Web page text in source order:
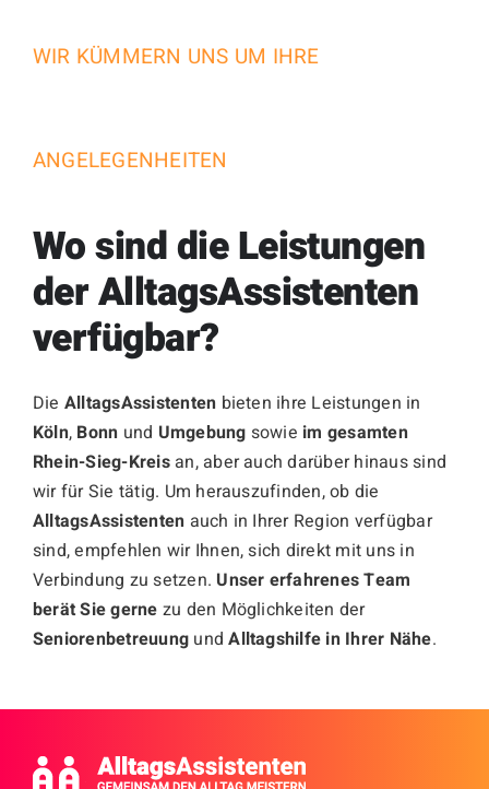
WIR KÜMMERN UNS UM IHRE
ANGELEGENHEITEN
Wo sind die Leistungen
der AlltagsAssistenten
verfügbar?
Die AlltagsAssistenten bieten ihre Leistungen in
Köln, Bonn und Umgebung sowie im gesamten
Rhein-Sieg-Kreis an, aber auch darüber hinaus sind
wir für Sie tätig. Um herauszufinden, ob die
AlltagsAssistenten auch in Ihrer Region verfügbar
sind, empfehlen wir Ihnen, sich direkt mit uns in
Verbindung zu setzen. Unser erfahrenes Team
berät Sie gerne zu den Möglichkeiten der
Seniorenbetreuung undAlltagshilfe in Ihrer Nähe.